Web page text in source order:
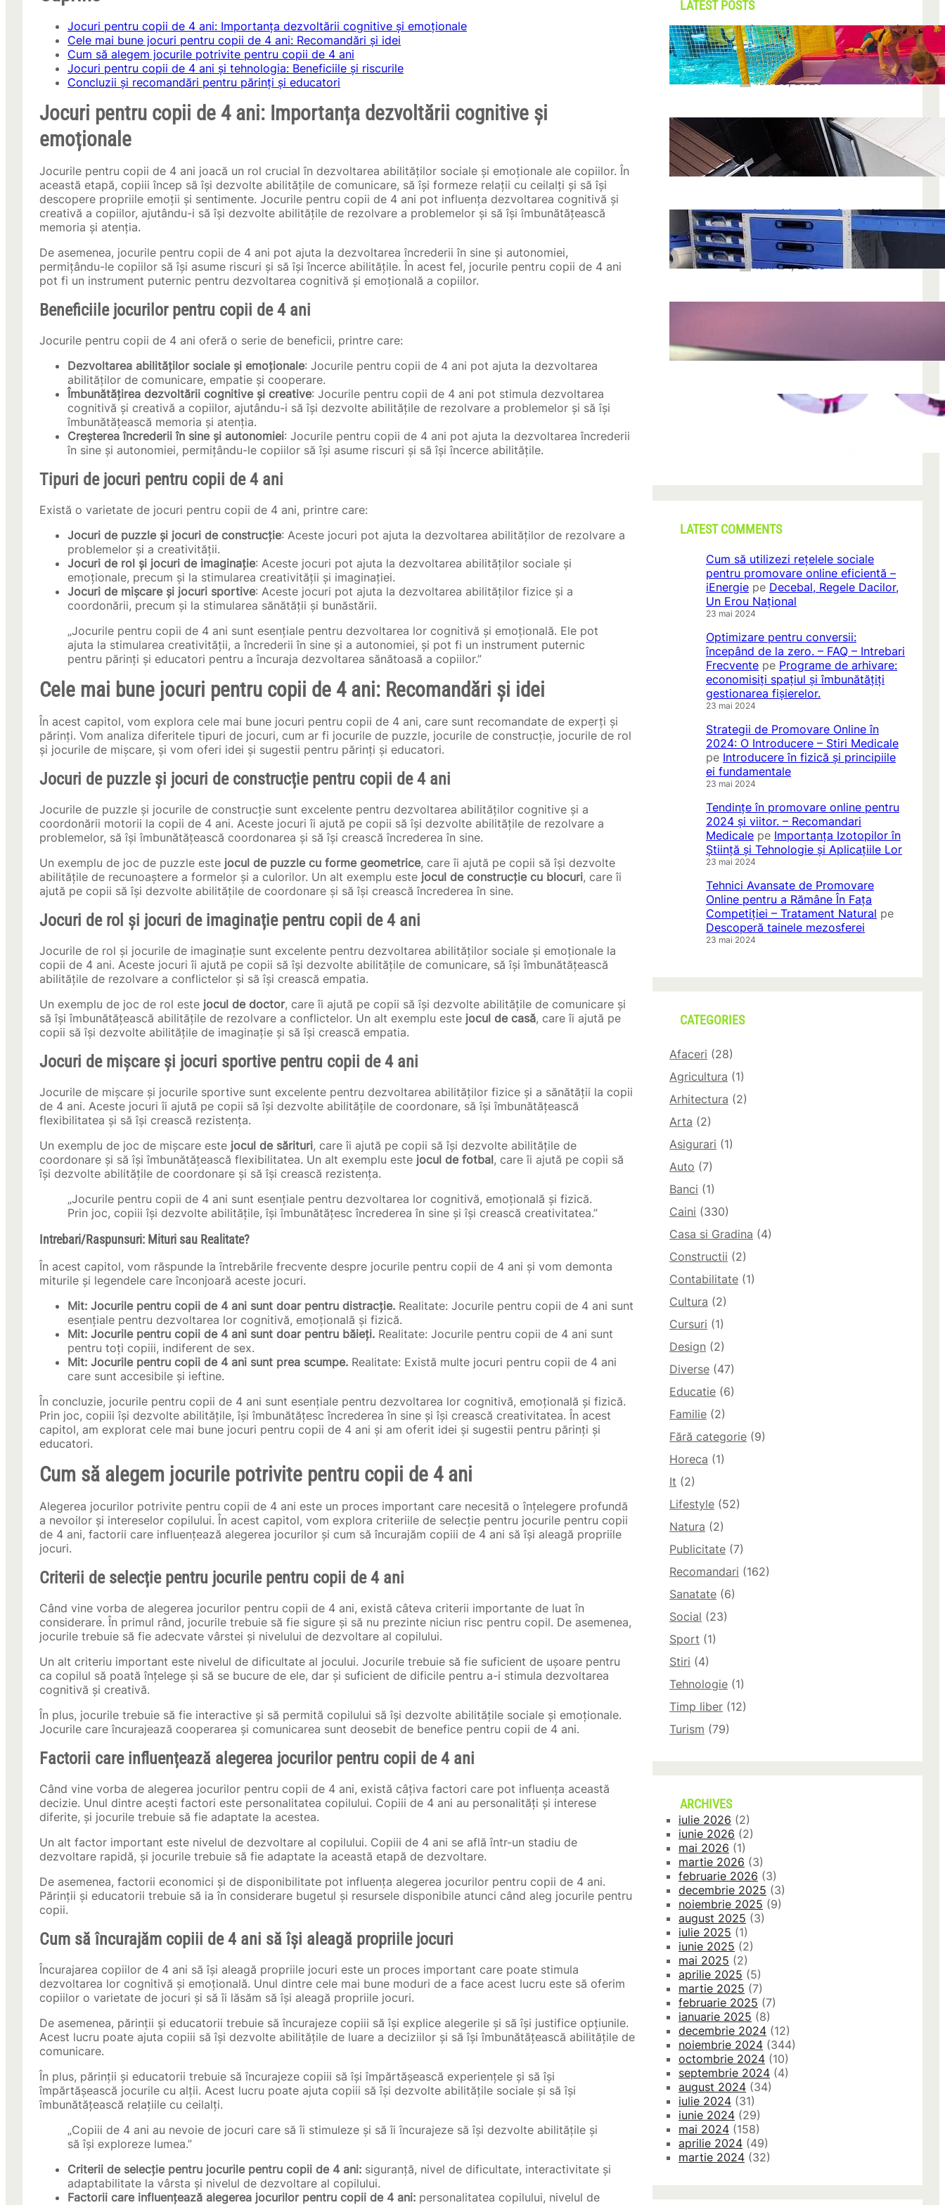
Jocuri pentru copii de 4 ani: Importanța dezvoltării cognitive și emoționale
Cele mai bune jocuri pentru copii de 4 ani: Recomandări și idei
Cum să alegem jocurile potrivite pentru copii de 4 ani
Jocuri pentru copii de 4 ani și tehnologia: Beneficiile și riscurile
Concluzii și recomandări pentru părinți și educatori
Jocuri pentru copii de 4 ani: Importanța dezvoltării cognitive și
emoționale
Jocurile pentru copii de 4 ani joacă un rol crucial în dezvoltarea abilităților sociale și emoționale ale copiilor. În
această etapă, copiii încep să își dezvolte abilitățile de comunicare, să își formeze relații cu ceilalți și să își
descopere propriile emoții și sentimente. Jocurile pentru copii de 4 ani pot influența dezvoltarea cognitivă și
creativă a copiilor, ajutându-i să își dezvolte abilitățile de rezolvare a problemelor și să își îmbunătățească
memoria și atenția.
De asemenea, jocurile pentru copii de 4 ani pot ajuta la dezvoltarea încrederii în sine și autonomiei,
permițându-le copiilor să își asume riscuri și să își încerce abilitățile. În acest fel, jocurile pentru copii de 4 ani
pot fi un instrument puternic pentru dezvoltarea cognitivă și emoțională a copiilor.
Beneficiile jocurilor pentru copii de 4 ani
Jocurile pentru copii de 4 ani oferă o serie de beneficii, printre care:
Dezvoltarea abilităților sociale și emoționale: Jocurile pentru copii de 4 ani pot ajuta la dezvoltarea
abilităților de comunicare, empatie și cooperare.
Îmbunătățirea dezvoltării cognitive și creative: Jocurile pentru copii de 4 ani pot stimula dezvoltarea
cognitivă și creativă a copiilor, ajutându-i să își dezvolte abilitățile de rezolvare a problemelor și să își
îmbunătățească memoria și atenția.
Creșterea încrederii în sine și autonomiei: Jocurile pentru copii de 4 ani pot ajuta la dezvoltarea încrederii
în sine și autonomiei, permițându-le copiilor să își asume riscuri și să își încerce abilitățile.
Tipuri de jocuri pentru copii de 4 ani
Există o varietate de jocuri pentru copii de 4 ani, printre care:
Jocuri de puzzle și jocuri de construcție: Aceste jocuri pot ajuta la dezvoltarea abilităților de rezolvare a
problemelor și a creativității.
Jocuri de rol și jocuri de imaginație: Aceste jocuri pot ajuta la dezvoltarea abilităților sociale și
emoționale, precum și la stimularea creativității și imaginației.
Jocuri de mișcare și jocuri sportive: Aceste jocuri pot ajuta la dezvoltarea abilităților fizice și a
coordonării, precum și la stimularea sănătății și bunăstării.
„Jocurile pentru copii de 4 ani sunt esențiale pentru dezvoltarea lor cognitivă și emoțională. Ele pot
ajuta la stimularea creativității, a încrederii în sine și a autonomiei, și pot fi un instrument puternic
pentru părinți și educatori pentru a încuraja dezvoltarea sănătoasă a copiilor.”
Cele mai bune jocuri pentru copii de 4 ani: Recomandări și idei
În acest capitol, vom explora cele mai bune jocuri pentru copii de 4 ani, care sunt recomandate de experți și
părinți. Vom analiza diferitele tipuri de jocuri, cum ar fi jocurile de puzzle, jocurile de construcție, jocurile de rol
și jocurile de mișcare, și vom oferi idei și sugestii pentru părinți și educatori.
Jocuri de puzzle și jocuri de construcție pentru copii de 4 ani
Jocurile de puzzle și jocurile de construcție sunt excelente pentru dezvoltarea abilităților cognitive și a
coordonării motorii la copii de 4 ani. Aceste jocuri îi ajută pe copii să își dezvolte abilitățile de rezolvare a
problemelor, să își îmbunătățească coordonarea și să își crească încrederea în sine.
Un exemplu de joc de puzzle este jocul de puzzle cu forme geometrice, care îi ajută pe copii să își dezvolte
abilitățile de recunoaștere a formelor și a culorilor. Un alt exemplu este jocul de construcție cu blocuri, care îi
ajută pe copii să își dezvolte abilitățile de coordonare și să își crească încrederea în sine.
Jocuri de rol și jocuri de imaginație pentru copii de 4 ani
Jocurile de rol și jocurile de imaginație sunt excelente pentru dezvoltarea abilităților sociale și emoționale la
copii de 4 ani. Aceste jocuri îi ajută pe copii să își dezvolte abilitățile de comunicare, să își îmbunătățească
abilitățile de rezolvare a conflictelor și să își crească empatia.
Un exemplu de joc de rol este jocul de doctor, care îi ajută pe copii să își dezvolte abilitățile de comunicare și
să își îmbunătățească abilitățile de rezolvare a conflictelor. Un alt exemplu este jocul de casă, care îi ajută pe
copii să își dezvolte abilitățile de imaginație și să își crească empatia.
Jocuri de mișcare și jocuri sportive pentru copii de 4 ani
Jocurile de mișcare și jocurile sportive sunt excelente pentru dezvoltarea abilităților fizice și a sănătății la copii
de 4 ani. Aceste jocuri îi ajută pe copii să își dezvolte abilitățile de coordonare, să își îmbunătățească
flexibilitatea și să își crească rezistența.
Un exemplu de joc de mișcare este jocul de sărituri, care îi ajută pe copii să își dezvolte abilitățile de
coordonare și să își îmbunătățească flexibilitatea. Un alt exemplu este jocul de fotbal, care îi ajută pe copii să
își dezvolte abilitățile de coordonare și să își crească rezistența.
„Jocurile pentru copii de 4 ani sunt esențiale pentru dezvoltarea lor cognitivă, emoțională și fizică.
Prin joc, copiii își dezvolte abilitățile, își îmbunătățesc încrederea în sine și își crească creativitatea.”
Intrebari/Raspunsuri: Mituri sau Realitate?
În acest capitol, vom răspunde la întrebările frecvente despre jocurile pentru copii de 4 ani și vom demonta
miturile și legendele care înconjoară aceste jocuri.
Mit: Jocurile pentru copii de 4 ani sunt doar pentru distracție. Realitate: Jocurile pentru copii de 4 ani sunt
esențiale pentru dezvoltarea lor cognitivă, emoțională și fizică.
Mit: Jocurile pentru copii de 4 ani sunt doar pentru băieți. Realitate: Jocurile pentru copii de 4 ani sunt
pentru toți copiii, indiferent de sex.
Mit: Jocurile pentru copii de 4 ani sunt prea scumpe. Realitate: Există multe jocuri pentru copii de 4 ani
care sunt accesibile și ieftine.
În concluzie, jocurile pentru copii de 4 ani sunt esențiale pentru dezvoltarea lor cognitivă, emoțională și fizică.
Prin joc, copiii își dezvolte abilitățile, își îmbunătățesc încrederea în sine și își crească creativitatea. În acest
capitol, am explorat cele mai bune jocuri pentru copii de 4 ani și am oferit idei și sugestii pentru părinți și
educatori.
Cum să alegem jocurile potrivite pentru copii de 4 ani
Alegerea jocurilor potrivite pentru copii de 4 ani este un proces important care necesită o înțelegere profundă
a nevoilor și intereselor copilului. În acest capitol, vom explora criteriile de selecție pentru jocurile pentru copii
de 4 ani, factorii care influențează alegerea jocurilor și cum să încurajăm copiii de 4 ani să își aleagă propriile
jocuri.
Criterii de selecție pentru jocurile pentru copii de 4 ani
Când vine vorba de alegerea jocurilor pentru copii de 4 ani, există câteva criterii importante de luat în
considerare. În primul rând, jocurile trebuie să fie sigure și să nu prezinte niciun risc pentru copil. De asemenea,
jocurile trebuie să fie adecvate vârstei și nivelului de dezvoltare al copilului.
Un alt criteriu important este nivelul de dificultate al jocului. Jocurile trebuie să fie suficient de ușoare pentru
ca copilul să poată înțelege și să se bucure de ele, dar și suficient de dificile pentru a-i stimula dezvoltarea
cognitivă și creativă.
În plus, jocurile trebuie să fie interactive și să permită copilului să își dezvolte abilitățile sociale și emoționale.
Jocurile care încurajează cooperarea și comunicarea sunt deosebit de benefice pentru copii de 4 ani.
Factorii care influențează alegerea jocurilor pentru copii de 4 ani
Când vine vorba de alegerea jocurilor pentru copii de 4 ani, există câțiva factori care pot influența această
decizie. Unul dintre acești factori este personalitatea copilului. Copiii de 4 ani au personalități și interese
diferite, și jocurile trebuie să fie adaptate la acestea.
Un alt factor important este nivelul de dezvoltare al copilului. Copiii de 4 ani se află într-un stadiu de
dezvoltare rapidă, și jocurile trebuie să fie adaptate la această etapă de dezvoltare.
De asemenea, factorii economici și de disponibilitate pot influența alegerea jocurilor pentru copii de 4 ani.
Părinții și educatorii trebuie să ia în considerare bugetul și resursele disponibile atunci când aleg jocurile pentru
copii.
Cum să încurajăm copiii de 4 ani să își aleagă propriile jocuri
Încurajarea copiilor de 4 ani să își aleagă propriile jocuri este un proces important care poate stimula
dezvoltarea lor cognitivă și emoțională. Unul dintre cele mai bune moduri de a face acest lucru este să oferim
copiilor o varietate de jocuri și să îi lăsăm să își aleagă propriile jocuri.
De asemenea, părinții și educatorii trebuie să încurajeze copiii să își explice alegerile și să își justifice opțiunile.
Acest lucru poate ajuta copiii să își dezvolte abilitățile de luare a deciziilor și să își îmbunătățească abilitățile de
comunicare.
În plus, părinții și educatorii trebuie să încurajeze copiii să își împărtășească experiențele și să își
împărtășească jocurile cu alții. Acest lucru poate ajuta copiii să își dezvolte abilitățile sociale și să își
îmbunătățească relațiile cu ceilalți.
„Copiii de 4 ani au nevoie de jocuri care să îi stimuleze și să îi încurajeze să își dezvolte abilitățile și
să își exploreze lumea.”
Criterii de selecție pentru jocurile pentru copii de 4 ani: siguranță, nivel de dificultate, interactivitate și
adaptabilitate la vârsta și nivelul de dezvoltare al copilului.
Factorii care influențează alegerea jocurilor pentru copii de 4 ani: personalitatea copilului, nivelul de
LATEST POSTS
Soluții pentru părinții care vor să își vadă
copiii explorând în loc să stea pe
telefoane
iul. 25, 2026
Ce soluție de urmărire GPS este
recomandată pentru transport marfă
iul. 2, 2026
Atelier mobil: cum transformi o dubă
obișnuită într-un spațiu de lucru care
chiar funcționează
iun. 24, 2026
iun. 23, 2026
CONI FEST 2026 – o editie record prin
LATEST COMMENTS
Cum să utilizezi rețelele sociale
pentru promovare online eficientă –
iEnergie pe Decebal, Regele Dacilor,
Un Erou Național
23 mai 2024
Optimizare pentru conversii:
începând de la zero. – FAQ – Intrebari
Frecvente pe Programe de arhivare:
economisiți spațiul și îmbunătățiți
gestionarea fișierelor.
23 mai 2024
Strategii de Promovare Online în
2024: O Introducere – Stiri Medicale
pe Introducere în fizică și principiile
ei fundamentale
23 mai 2024
Tendințe în promovare online pentru
2024 și viitor. – Recomandari
Medicale pe Importanța Izotopilor în
Știință și Tehnologie și Aplicațiile Lor
23 mai 2024
Tehnici Avansate de Promovare
Online pentru a Rămâne În Fața
Competiției – Tratament Natural pe
Descoperă tainele mezosferei
23 mai 2024
CATEGORIES
Afaceri (28)
Agricultura (1)
Arhitectura (2)
Arta (2)
Asigurari (1)
Auto (7)
Banci (1)
Caini (330)
Casa si Gradina (4)
Constructii (2)
Contabilitate (1)
Cultura (2)
Cursuri (1)
Design (2)
Diverse (47)
Educatie (6)
Familie (2)
Fără categorie (9)
Horeca (1)
It (2)
Lifestyle (52)
Natura (2)
Publicitate (7)
Recomandari (162)
Sanatate (6)
Social (23)
Sport (1)
Stiri (4)
Tehnologie (1)
Timp liber (12)
Turism (79)
ARCHIVES
iulie 2026 (2)
iunie 2026 (2)
mai 2026 (1)
martie 2026 (3)
februarie 2026 (3)
decembrie 2025 (3)
noiembrie 2025 (9)
august 2025 (3)
iulie 2025 (1)
iunie 2025 (2)
mai 2025 (2)
aprilie 2025 (5)
martie 2025 (7)
februarie 2025 (7)
ianuarie 2025 (8)
decembrie 2024 (12)
noiembrie 2024 (344)
octombrie 2024 (10)
septembrie 2024 (4)
august 2024 (34)
iulie 2024 (31)
iunie 2024 (29)
mai 2024 (158)
aprilie 2024 (49)
martie 2024 (32)